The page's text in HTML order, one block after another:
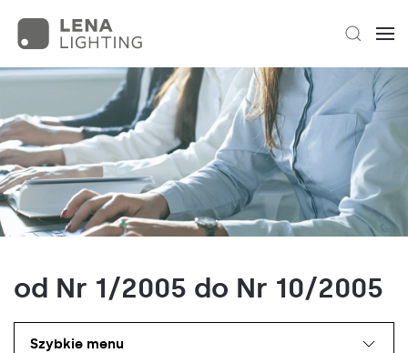
od Nr 1/2005 do Nr 10/2005
Szybkie menu